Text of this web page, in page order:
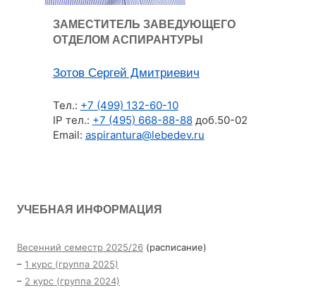
ЗАМЕСТИТЕЛЬ ЗАВЕДУЮЩЕГО
ОТДЕЛОМ АСПИРАНТУРЫ
Зотов Сергей Дмитриевич
Тел.: +7 (499) 132-60-10
IP тел.: +7 (495) 668-88-88доб.50-02
Email: aspirantura@lebedev.ru
УЧЕБНАЯ ИНФОРМАЦИЯ
Весенний семестр 2025/26 (расписание)
– 1 курс (группа 2025)
– 2 курс (группа 2024)